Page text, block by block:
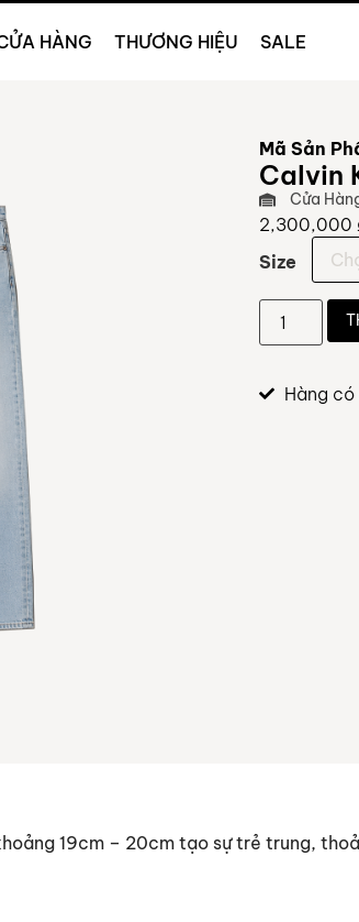
HÀNG THƯƠNG HIỆU SALE
Mã Sản
Calvin
Cửa
2,300,000
Size
Hàng có
19cm – 20cm tạo sự trẻ trung,